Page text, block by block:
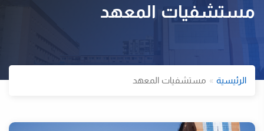
مستشفيات المعهد
الرئيسية مستشفيات المعهد